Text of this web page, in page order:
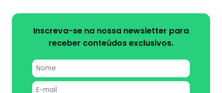
Inscreva-se na nossa newsletter para
receber conteúdos exclusivos.